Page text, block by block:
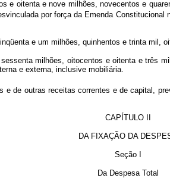
e oitenta e nove milhões, novecentos e
por força da Emenda Constitucional
e um milhões, quinhentos e trinta mil,
milhões, oitocentos e oitenta e
e externa, inclusive mobiliária.
de outras receitas correntes e de capital,
CAPÍTULO II
DA FIXAÇÃO DA
Seção I
Da Despesa Total